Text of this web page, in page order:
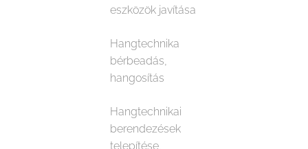
eszközök javítása
Hangtechnika
bérbeadás,
hangosítás
Hangtechnikai
berendezések
telepítése,